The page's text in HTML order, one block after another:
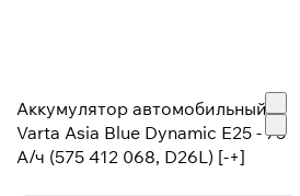
Аккумулятор автомобильный
Varta Asia Blue Dynamic E25 - 75
А/ч (575 412 068, D26L) [-+]